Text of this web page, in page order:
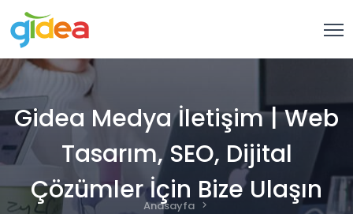
Gidea Medya İletişim | Web
Tasarım, SEO, Dijital
Çözümler İçin Bize Ulaşın
Anasayfa